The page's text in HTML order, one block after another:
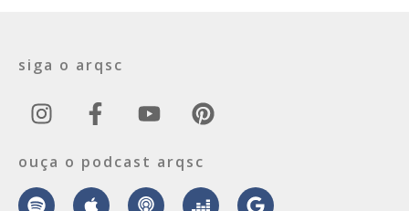
siga o arqsc
ouça o podcast arqsc